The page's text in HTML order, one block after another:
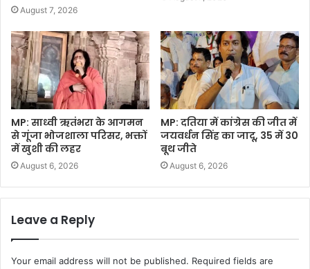
August 7, 2026
MP: साध्वी ऋतंभरा के आगमन
से गूंजा भोजशाला परिसर, भक्तों
में खुशी की लहर
August 6, 2026
MP: दतिया में कांग्रेस की जीत में
जयवर्धन सिंह का जादू, 35 में 30
बूथ जीते
August 6, 2026
Leave a Reply
Your email address will not be published. Required fields are